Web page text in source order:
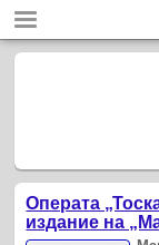
Операта
издание на